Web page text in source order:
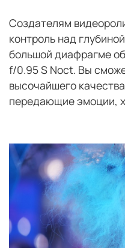
Создателям
контроль над
большой диафрагме
f/0.95 S Noct. Вы
высочайшего
передающие эмоции,